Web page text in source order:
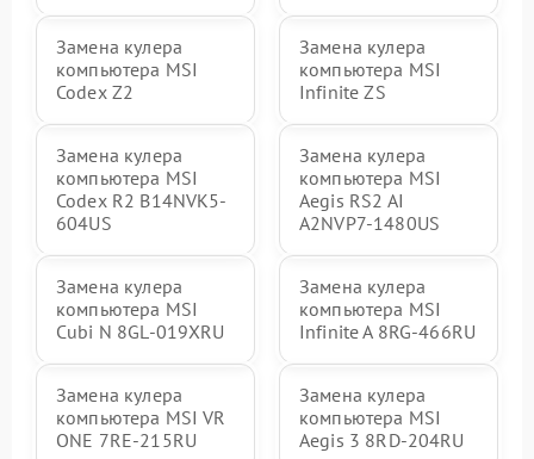
Замена кулера
компьютера MSI
Codex Z2
Замена кулера
компьютера MSI
Infinite ZS
Замена кулера
компьютера MSI
Codex R2 B14NVK5-
604US
Замена кулера
компьютера MSI
Aegis RS2 AI
A2NVP7-1480US
Замена кулера
компьютера MSI
Cubi N 8GL-019XRU
Замена кулера
компьютера MSI
Infinite A 8RG-466RU
Замена кулера
компьютера MSI VR
ONE 7RE-215RU
Замена кулера
компьютера MSI
Aegis 3 8RD-204RU